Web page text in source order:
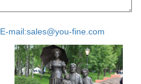
E-mail:sales@you-fine.com